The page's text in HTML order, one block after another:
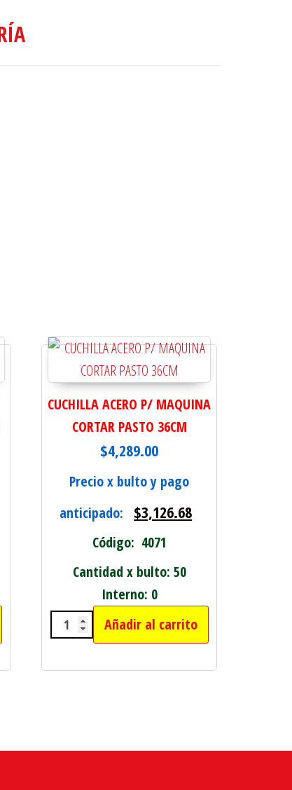
GRANDE SET X3 cantidad
CUCHILLA ACERO P/ MAQUINA
CORTAR PASTO 36CM
$4,289.00
Precio x bulto y pago
anticipado:
$3,126.68
Código: 4071
Cantidad x bulto: 50
Interno: 0
CUCHILLA ACERO P/ MAQUINA
Añadir al carrito